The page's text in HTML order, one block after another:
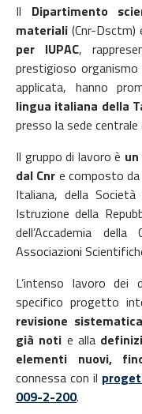
Il Dipartimento
materiali (Cnr-Dsctm)
per IUPAC,
prestigioso organismo
applicata, hanno
lingua italiana della
presso la sede centrale
Il gruppo di lavoro è
dal Cnr e composto
Italiana, della
Istruzione della
dell’Accademia
Associazioni
L’intenso lavoro dei
specifico progetto
revisione
già noti e alla
elementi nuovi,
connessa con il
009-2-200.